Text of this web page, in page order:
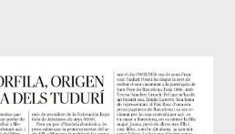
de mar a mar por su cara
pista hay un nuevo pequeño
el coche y empezar la ruta por